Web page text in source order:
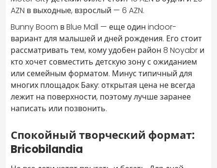
AZN в выходные, взрослый — 6 AZN.
Bunny Boom в Blue Mall — еще один indoor-
вариант для малышей и дней рождения. Его стоит
рассматривать тем, кому удобен район 8 Noyabr и
кто хочет совместить детскую зону с ожиданием
или семейным форматом. Минус типичный для
многих площадок Баку: открытая цена не всегда
лежит на поверхности, поэтому лучше заранее
написать или позвонить.
Спокойный творческий формат:
Bricobilandia